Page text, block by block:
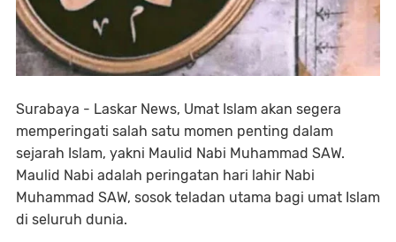
Surabaya - Laskar News, Umat Islam akan segera
memperingati salah satu momen penting dalam
sejarah Islam, yakni Maulid Nabi Muhammad SAW.
Maulid Nabi adalah peringatan hari lahir Nabi
Muhammad SAW, sosok teladan utama bagi umat Islam
di seluruh dunia.